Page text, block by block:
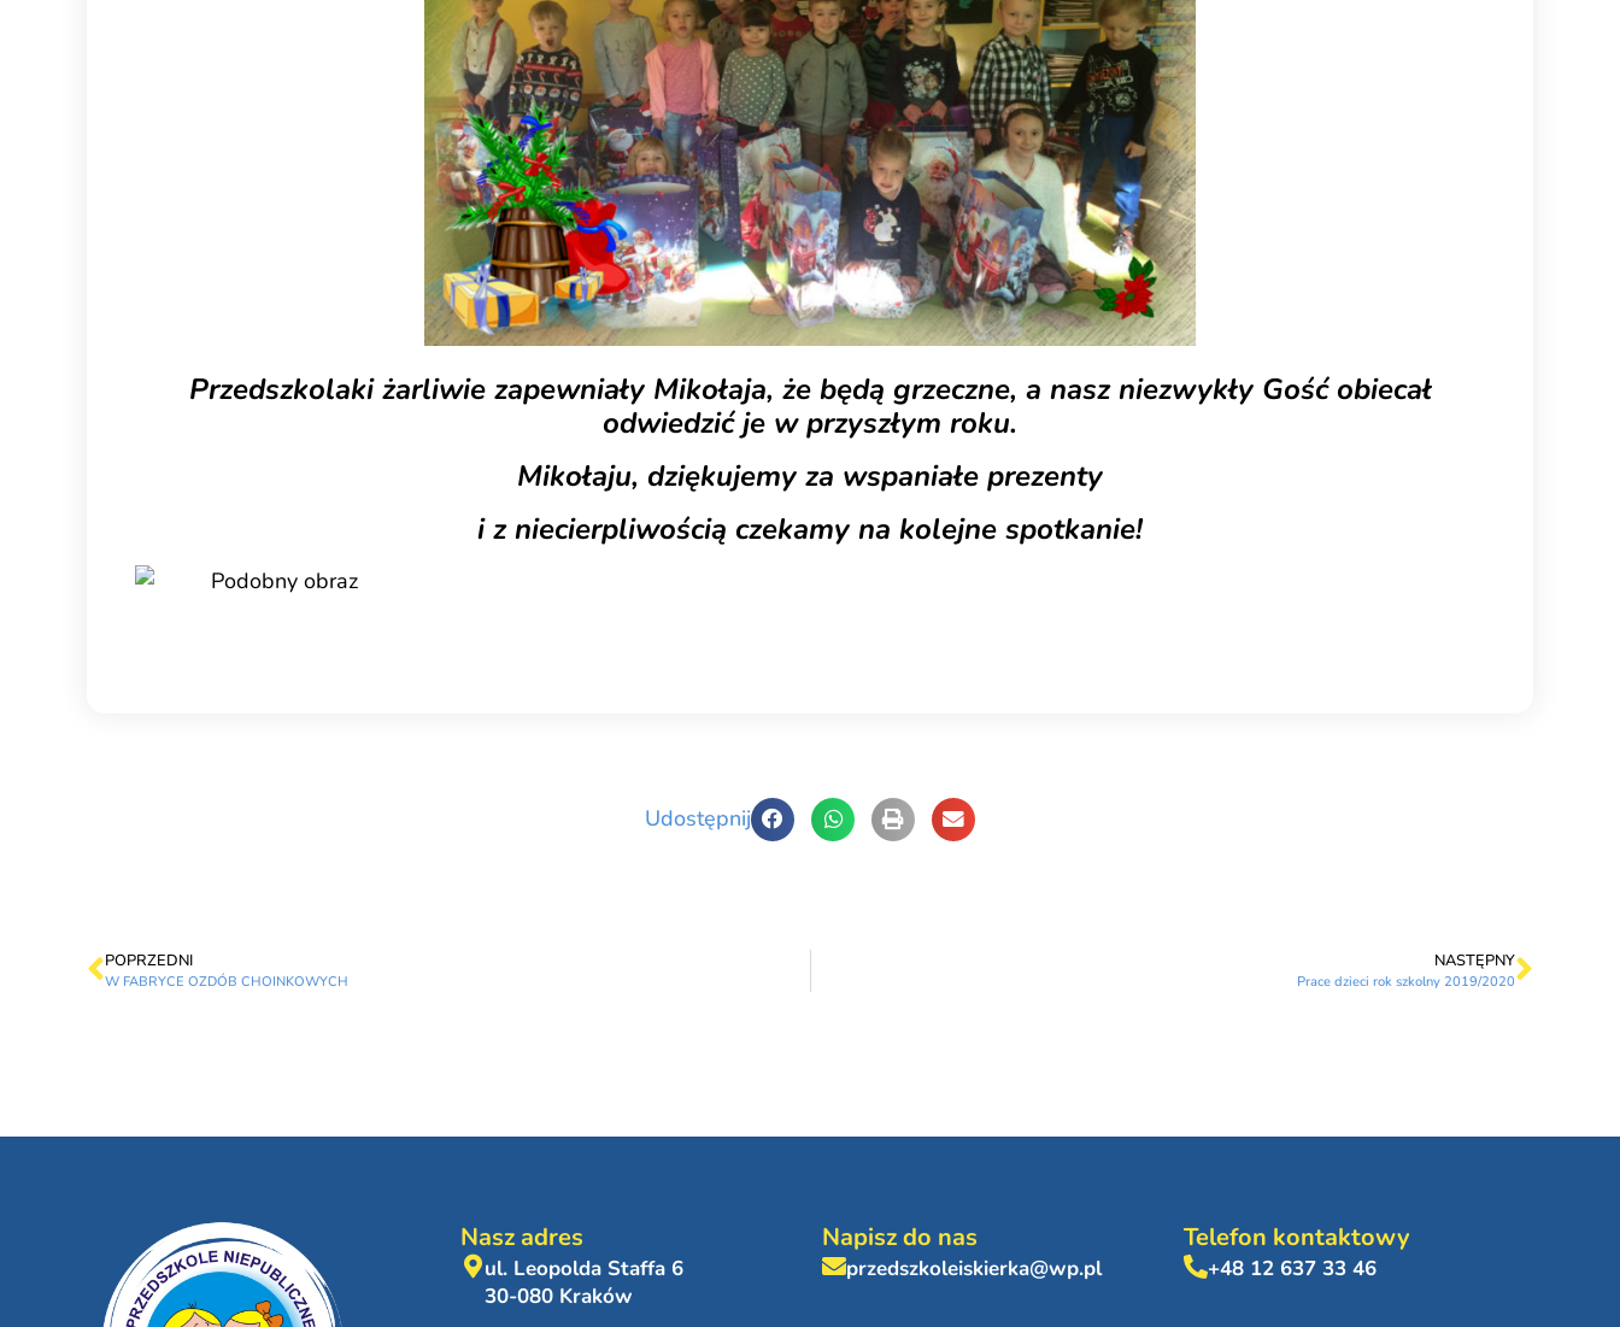
Przedszkolaki żarliwie zapewniały Mikołaja, że będą grzeczne, a nasz niezwykły Gość obiecał
odwiedzić je w przyszłym roku.
Mikołaju, dziękujemy za wspaniałe prezenty
i z niecierpliwością czekamy na kolejne spotkanie!
Udostępnij
POPRZEDNI
W FABRYCE OZDÓB CHOINKOWYCH
NASTĘPNY
Prace dzieci rok szkolny 2019/2020
Nasz adres
ul. Leopolda Staffa 6
30-080 Kraków
Napisz do nas
przedszkoleiskierka@wp.pl
Telefon kontaktowy
+48 12 637 33 46